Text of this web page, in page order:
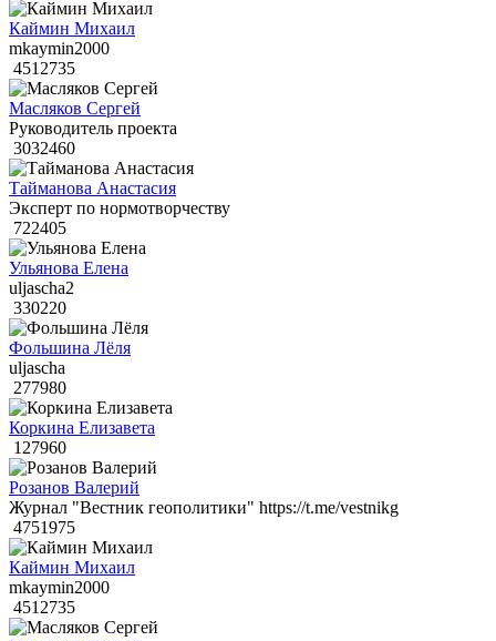
Каймин Михаил
mkaymin2000
4512735
Масляков Сергей
Руководитель проекта
3032460
Тайманова Анастасия
Эксперт по нормотворчеству
722405
Ульянова Елена
uljascha2
330220
Фольшина Лёля
uljascha
277980
Коркина Елизавета
127960
Розанов Валерий
Журнал "Вестник геополитики" https://t.me/vestnikg
4751975
Каймин Михаил
mkaymin2000
4512735